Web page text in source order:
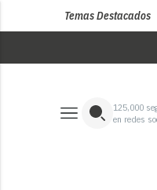
Temas Destacados
125,000
en redes